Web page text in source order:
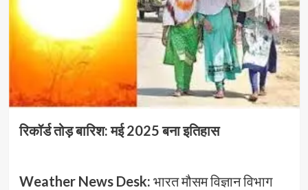
रिकॉर्ड तोड़ बारिश: मई 2025 बना इतिहास
Weather News Desk: भारत मौसम विज्ञान विभाग